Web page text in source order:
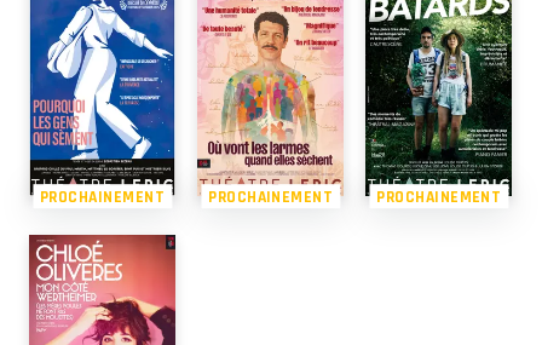
PROCHAINEMENT PROCHAINEMENT PROCHAINEMENT